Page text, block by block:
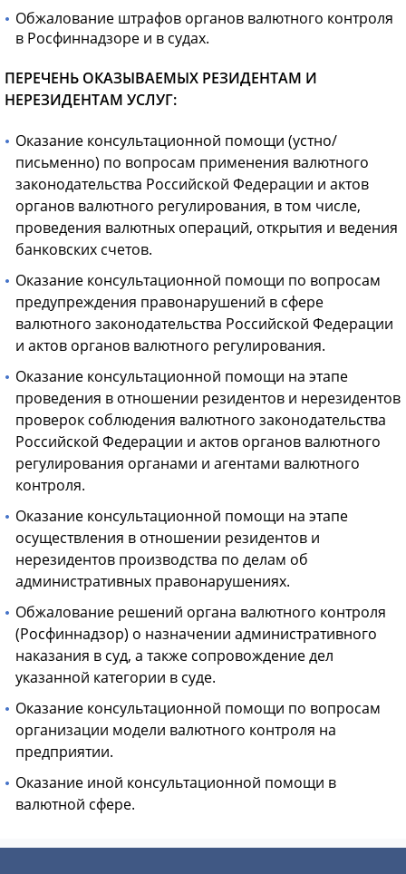
Обжалование штрафов органов валютного контроля
в Росфиннадзоре и в судах.
ПЕРЕЧЕНЬ ОКАЗЫВАЕМЫХ РЕЗИДЕНТАМ И
НЕРЕЗИДЕНТАМ УСЛУГ:
Оказание консультационной помощи (устно/
письменно) по вопросам применения валютного
законодательства Российской Федерации и актов
органов валютного регулирования, в том числе,
проведения валютных операций, открытия и ведения
банковских счетов.
Оказание консультационной помощи по вопросам
предупреждения правонарушений в сфере
валютного законодательства Российской Федерации
и актов органов валютного регулирования.
Оказание консультационной помощи на этапе
проведения в отношении резидентов и нерезидентов
проверок соблюдения валютного законодательства
Российской Федерации и актов органов валютного
регулирования органами и агентами валютного
контроля.
Оказание консультационной помощи на этапе
осуществления в отношении резидентов и
нерезидентов производства по делам об
административных правонарушениях.
Обжалование решений органа валютного контроля
(Росфиннадзор) о назначении административного
наказания в суд, а также сопровождение дел
указанной категории в суде.
Оказание консультационной помощи по вопросам
организации модели валютного контроля на
предприятии.
Оказание иной консультационной помощи в
валютной сфере.